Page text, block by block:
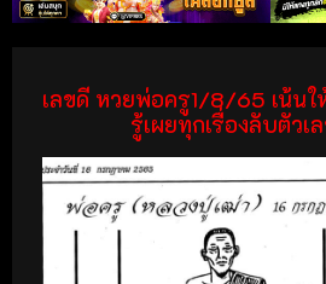
เลขดี หวยพ่อครู1/8/65 เน้นใ
รู้เผยทุกเรื่องลับตัวเ